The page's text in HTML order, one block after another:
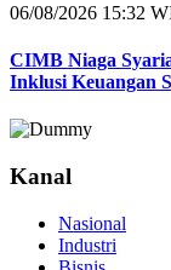
06/08/2026 15:32
CIMB Niaga
Inklusi Keuangan
Kanal
Nasional
Industri